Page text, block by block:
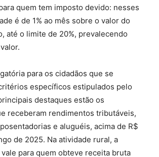
quem tem imposto devido: nesses
é de 1% ao mês sobre o valor do
até o limite de 20%, prevalecendo
para os cidadãos que se
específicos estipulados pelo
destaques estão os
receberam rendimentos tributáveis,
e aluguéis, acima de R$
de 2025. Na atividade rural, a
para quem obteve receita bruta